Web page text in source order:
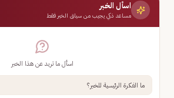
اسأل الخبر
مساعد ذكي يجيب من سياق الخبر فقط
اسأل ما تريد عن هذا الخبر
ما الفكرة الرئيسية للخبر؟